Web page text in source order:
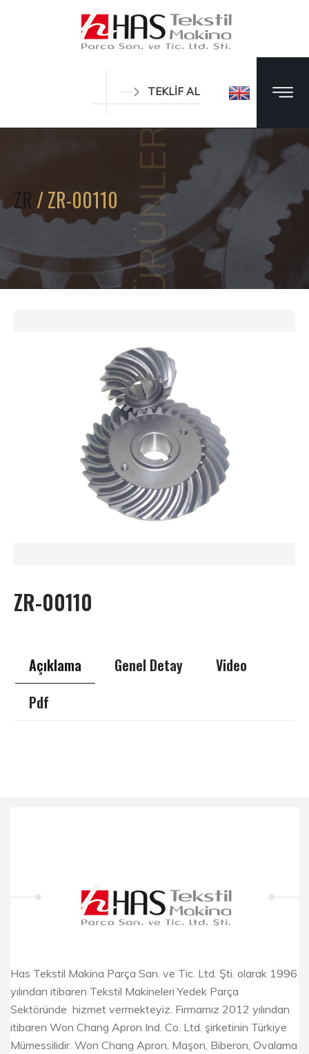
TEKLİF AL
ÜRÜNLER
ZR / ZR-00110
ZR-00110
Açıklama Genel Detay
Video
Pdf
Has Tekstil Makina Parça San. ve Tic. Ltd. Şti. olarak 1996
yılından itibaren Tekstil Makineleri Yedek Parça
Sektöründe hizmet vermekteyiz. Firmamız 2012 yılından
itibaren Won Chang Apron Ind. Co. Ltd. şirketinin Türkiye
Mümessilidir. Won Chang Apron, Maşon, Biberon, Ovalama